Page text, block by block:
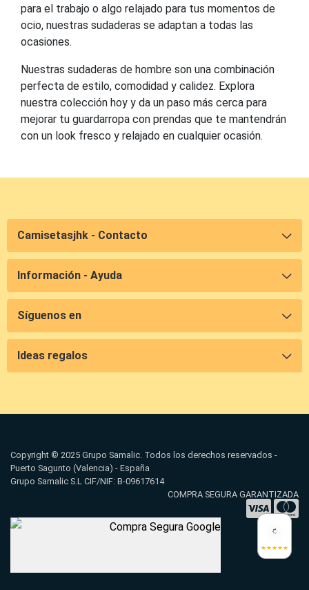
★★★★★
para el trabajo o algo relajado para tus momentos de
ocio, nuestras sudaderas se adaptan a todas las
ocasiones.
Nuestras sudaderas de hombre son una combinación
perfecta de estilo, comodidad y calidez. Explora
nuestra colección hoy y da un paso más cerca para
mejorar tu guardarropa con prendas que te mantendrán
con un look fresco y relajado en cualquier ocasión.
Camisetasjhk - Contacto
Información - Ayuda
Síguenos en
Ideas regalos
Copyright © 2025 Grupo Samalic. Todos los derechos reservados -
Puerto Sagunto (Valencia) - España
Grupo Samalic S.L CIF/NIF: B-09617614
COMPRA SEGURA GARANTIZADA